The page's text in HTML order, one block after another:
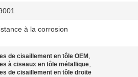
à la corrosion
de cisaillement en tôle OEM ,
à ciseaux en tôle métallique,
de cisaillement en tôle droite